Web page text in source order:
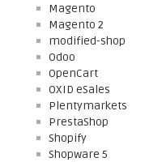
Magento
Magento 2
modified-shop
Odoo
OpenCart
OXID eSales
Plentymarkets
PrestaShop
Shopify
Shopware 5